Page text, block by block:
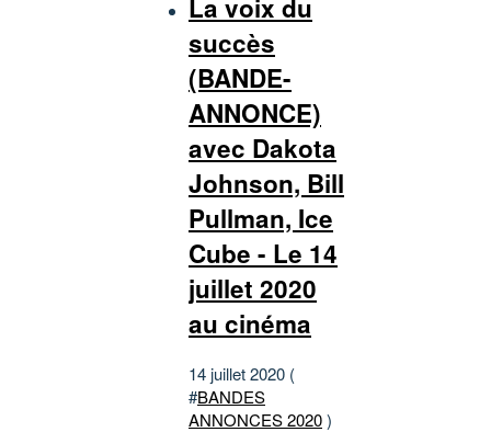
La voix du
succès
(BANDE-
ANNONCE)
avec Dakota
Johnson, Bill
Pullman, Ice
Cube - Le 14
juillet 2020
au cinéma
14 juillet 2020 (
#BANDES
ANNONCES 2020)